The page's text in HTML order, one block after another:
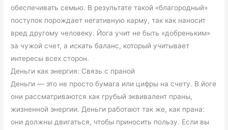
обеспечивать семью. В результате такой «благородный»
поступок порождает негативную карму, так как наносит
вред другому человеку. Йога учит не быть «добреньким»
за чужой счет, а искать баланс, который учитывает
интересы всех сторон.
Деньги как энергия: Связь с праной
Деньги — это не просто бумага или цифры на счету. В йоге
они рассматриваются как грубый эквивалент праны,
жизненной энергии. Деньги работают так же, как прана:
они должны двигаться, чтобы приносить пользу. Если вы